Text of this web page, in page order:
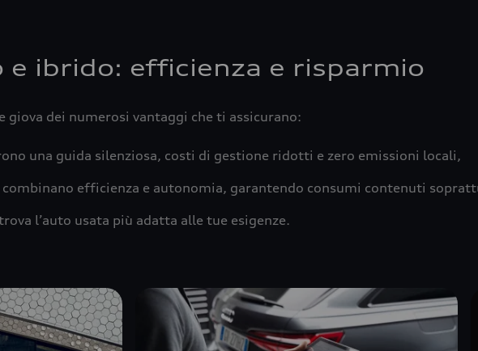
e ibrido: efficienza e risparmio
giova dei numerosi vantaggi che ti assicurano:
una guida silenziosa, costi di gestione ridotti e zero emissioni locali,
efficienza e autonomia, garantendo consumi contenuti
l’auto usata più adatta alle tue esigenze.